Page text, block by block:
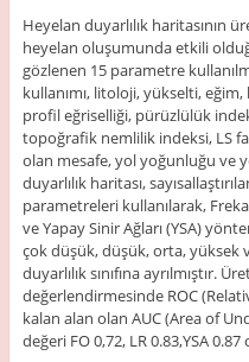
Heyelan duyarlılık haritasının
heyelan oluşumunda etkili
gözlenen 15 parametre
kullanımı, litoloji, yükselti,
profil eğriselliği, pürüzlülük
topoğrafik nemlilik indeksi, LS
olan mesafe, yol yoğunluğu ve
duyarlılık haritası,
parametreleri kullanılarak,
ve Yapay Sinir Ağları (YSA)
çok düşük, düşük, orta, yüksek
duyarlılık sınıfına ayrılmıştır.
değerlendirmesinde ROC
kalan alan olan AUC (Area of
değeri FO 0,72, LR 0.83,YSA